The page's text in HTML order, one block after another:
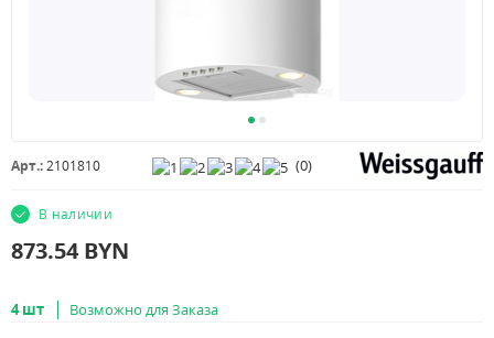
Арт.:2101810 (0)
В наличии
873.54 BYN
4 шт
Возможно для Заказа